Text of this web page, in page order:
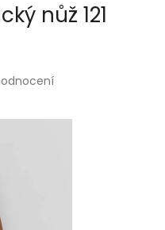
nůž 121